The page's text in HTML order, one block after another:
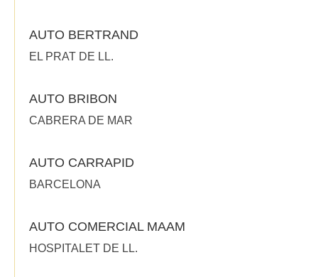
AUTO BERTRAND
EL PRAT DE LL.
AUTO BRIBON
CABRERA DE MAR
AUTO CARRAPID
BARCELONA
AUTO COMERCIAL MAAM
HOSPITALET DE LL.